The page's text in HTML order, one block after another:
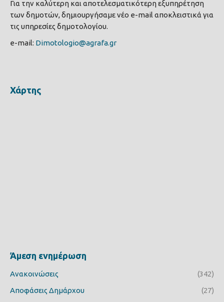
Για την καλύτερη και αποτελεσματικότερη εξυπηρέτηση
των δημοτών, δημιουργήσαμε νέο e-mail αποκλειστικά για
τις υπηρεσίες δημοτολογίου.
e-mail: Dimotologio@agrafa.gr
Χάρτης
Άμεση ενημέρωση
Ανακοινώσεις
(342)
Αποφάσεις Δημάρχου
(27)